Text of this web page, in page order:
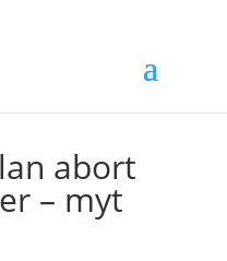
abort
– myt